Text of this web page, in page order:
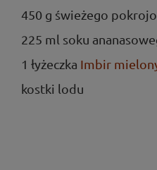
450 g świeżego
225 ml soku
1 łyżeczka Imbir
kostki lodu